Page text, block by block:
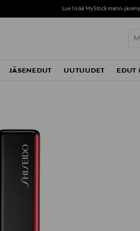
Lue lisää MyStockmann-
JÄSENEDUT UUTUUDET EDUT